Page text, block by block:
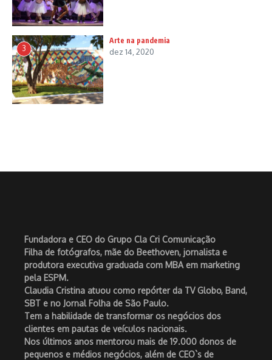
3
Arte na pandemia
dez 14, 2020
Fundadora e CEO do Grupo Cla Cri Comunicação
Filha de fotógrafos, mãe do Beethoven, jornalista e
produtora executiva graduada com MBA em marketing
pela ESPM.
Claudia Cristina atuou como repórter da TV Globo, Band,
SBT e no Jornal Folha de São Paulo.
Tem a habilidade de transformar os negócios dos
clientes em pautas de veículos nacionais.
Nos últimos anos mentorou mais de 19.000 donos de
pequenos e médios negócios, além de CEO`s de